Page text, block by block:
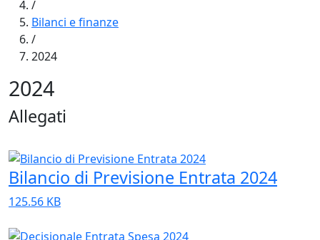
/
Bilanci e finanze
/
2024
2024
Allegati
Bilancio di Previsione Entrata 2024
125.56 KB